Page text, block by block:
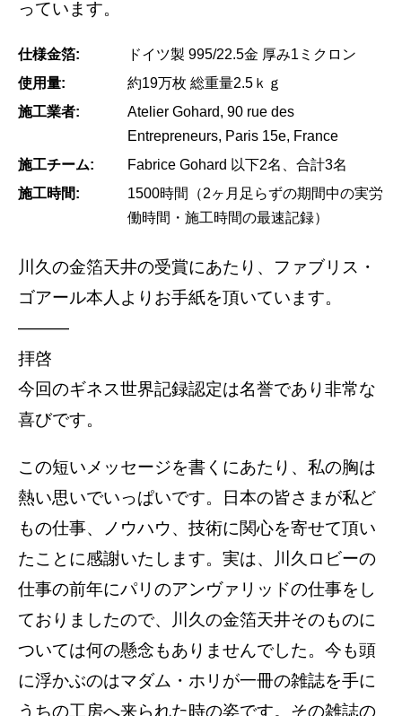
っています。
仕様金箔:
ドイツ製 995/22.5金 厚み1ミクロン
使用量:
約19万枚 総重量2.5ｋｇ
施工業者:
Atelier Gohard, 90 rue des
Entrepreneurs, Paris 15e, France
施工チーム:
Fabrice Gohard 以下2名、合計3名
施工時間:
1500時間（2ヶ月足らずの期間中の実労
働時間・施工時間の最速記録）
川久の金箔天井の受賞にあたり、ファブリス・
ゴアール本人よりお手紙を頂いています。
———
拝啓
今回のギネス世界記録認定は名誉であり非常な
喜びです。
この短いメッセージを書くにあたり、私の胸は
熱い思いでいっぱいです。日本の皆さまが私ど
もの仕事、ノウハウ、技術に関心を寄せて頂い
たことに感謝いたします。実は、川久ロビーの
仕事の前年にパリのアンヴァリッドの仕事をし
ておりましたので、川久の金箔天井そのものに
ついては何の懸念もありませんでした。今も頭
に浮かぶのはマダム・ホリが一冊の雑誌を手に
うちの工房へ来られた時の姿です。その雑誌の